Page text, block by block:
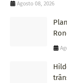
Agosto 08, 2026